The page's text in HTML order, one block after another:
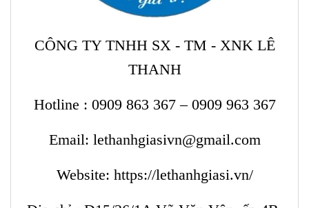
CÔNG TY TNHH SX - TM - XNK LÊ
THANH
Hotline : 0909 863 367 – 0909 963 367
Email: lethanhgiasivn@gmail.com
Website: https://lethanhgiasi.vn/